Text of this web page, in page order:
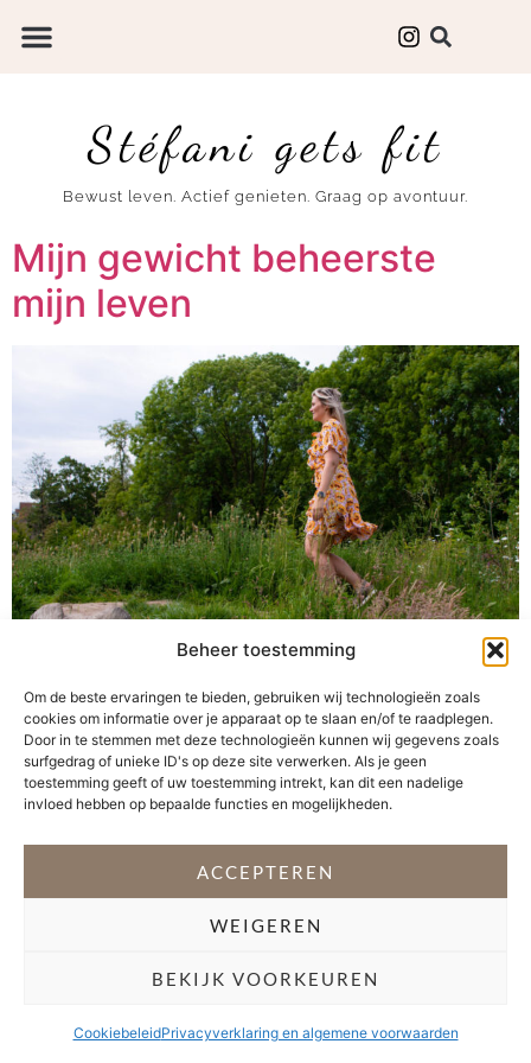
Beheer toestemming
Om de beste ervaringen te bieden, gebruiken wij technologieën zoals
cookies om informatie over je apparaat op te slaan en/of te raadplegen.
Door in te stemmen met deze technologieën kunnen wij gegevens zoals
surfgedrag of unieke ID's op deze site verwerken. Als je geen
toestemming geeft of uw toestemming intrekt, kan dit een nadelige
invloed hebben op bepaalde functies en mogelijkheden.
ACCEPTEREN
WEIGEREN
BEKIJK VOORKEUREN
CookiebeleidPrivacyverklaring en algemene voorwaarden
Stéfani gets fit
Bewust leven. Actief genieten. Graag op avontuur.
Mijn gewicht beheerste
mijn leven
Ongecontroleerd stouwen als ik me rot voelde of als er
letterlijk en figuurlijk teveel op mijn bordje lag. Het gaf
troost, ookal was het voor heel even. Dat gevoel duurde
helaas niet lang en mijn gevoelens veranderen niet.
Sterker nog, ik kreeg er nog een dikke portie
schuldgevoel bij. Ik had mezelf weer teleurgesteld door
[…]
VOLG @STEFANI_GETSFIT
Copyright 2026 Stéfani Warning